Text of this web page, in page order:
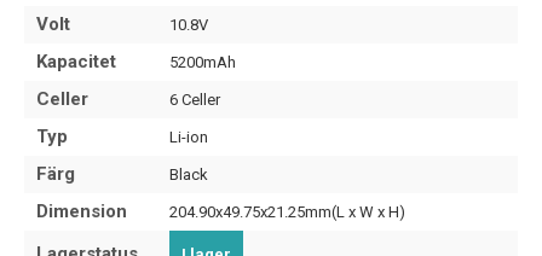
Volt 10.8V
Kapacitet 5200mAh
Celler 6 Celler
Typ Li-ion
Färg Black
Dimension 204.90x49.75x21.25mm(L x W x H)